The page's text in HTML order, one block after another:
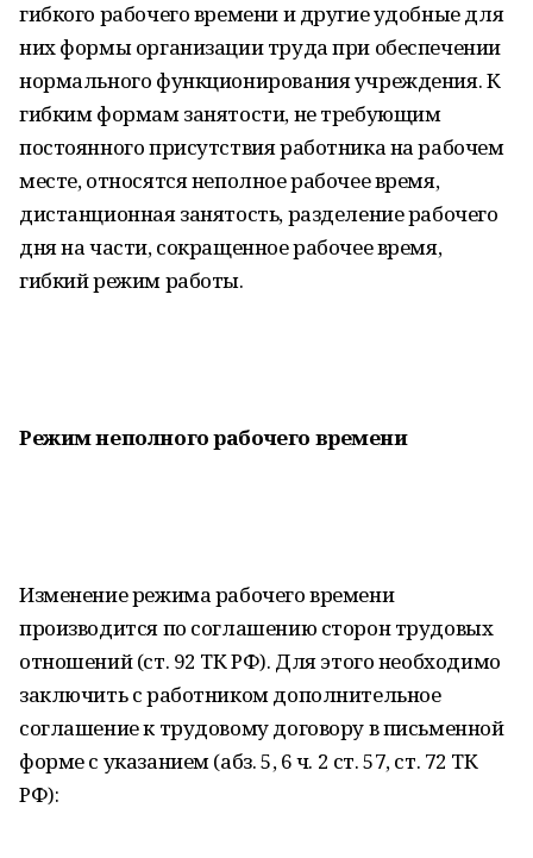
гибкого рабочего времени и другие удобные для
них формы организации труда при обеспечении
нормального функционирования учреждения. К
гибким формам занятости, не требующим
постоянного присутствия работника на рабочем
месте, относятся неполное рабочее время,
дистанционная занятость, разделение рабочего
дня на части, сокращенное рабочее время,
гибкий режим работы.
Режим неполного рабочего времени
Изменение режима рабочего времени
производится по соглашению сторон трудовых
отношений (ст. 92 ТК РФ). Для этого необходимо
заключить с работником дополнительное
соглашение к трудовому договору в письменной
форме с указанием (абз. 5, 6 ч. 2 ст. 57, ст. 72 ТК
РФ):